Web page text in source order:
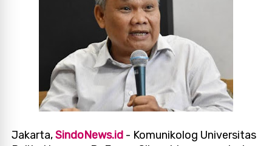
Jakarta,SindoNews.id - Komunikolog Universitas